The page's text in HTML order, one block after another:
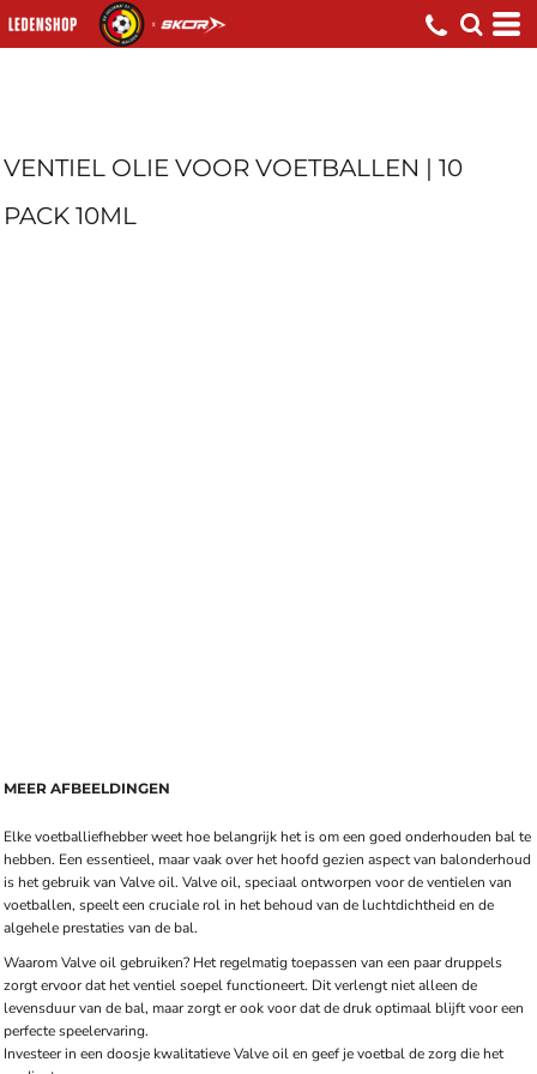
VENTIEL OLIE VOOR VOETBALLEN | 10
PACK 10ML
MEER AFBEELDINGEN
Elke voetballiefhebber weet hoe belangrijk het is om een goed onderhouden bal te
hebben. Een essentieel, maar vaak over het hoofd gezien aspect van balonderhoud
is het gebruik van Valve oil. Valve oil, speciaal ontworpen voor de ventielen van
voetballen, speelt een cruciale rol in het behoud van de luchtdichtheid en de
algehele prestaties van de bal.
Waarom Valve oil gebruiken? Het regelmatig toepassen van een paar druppels
zorgt ervoor dat het ventiel soepel functioneert. Dit verlengt niet alleen de
levensduur van de bal, maar zorgt er ook voor dat de druk optimaal blijft voor een
perfecte speelervaring.
Investeer in een doosje kwalitatieve Valve oil en geef je voetbal de zorg die het